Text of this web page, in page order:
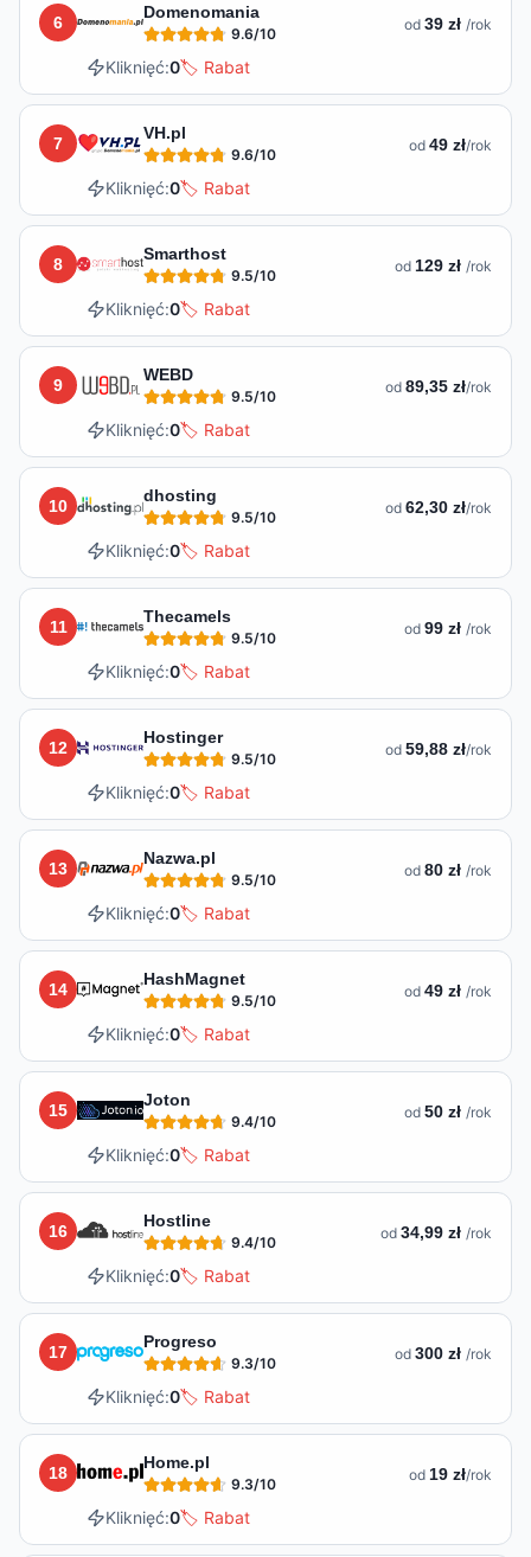
6
Domenomania
9.6/10 od 39 zł /rok
Kliknięć:0🏷️ Rabat
7
VH.pl
9.6/10 od 49 zł/rok
Kliknięć:0🏷️ Rabat
8
Smarthost
9.5/10 od 129 zł /rok
Kliknięć:0🏷️ Rabat
9
WEBD
9.5/10 od 89,35 zł/rok
Kliknięć:0🏷️ Rabat
10
dhosting
9.5/10 od 62,30 zł/rok
Kliknięć:0🏷️ Rabat
11
Thecamels
9.5/10 od 99 zł /rok
Kliknięć:0🏷️ Rabat
12
Hostinger
9.5/10 od 59,88 zł/rok
Kliknięć:0🏷️ Rabat
13
Nazwa.pl
9.5/10 od 80 zł /rok
Kliknięć:0🏷️ Rabat
14
HashMagnet
9.5/10 od 49 zł /rok
Kliknięć:0🏷️ Rabat
15
Joton
9.4/10 od 50 zł /rok
Kliknięć:0🏷️ Rabat
16
Hostline
9.4/10 od 34,99 zł /rok
Kliknięć:0🏷️ Rabat
17
Progreso
9.3/10 od 300 zł /rok
Kliknięć:0🏷️ Rabat
18
Home.pl
9.3/10 od 19 zł/rok
Kliknięć:0🏷️ Rabat